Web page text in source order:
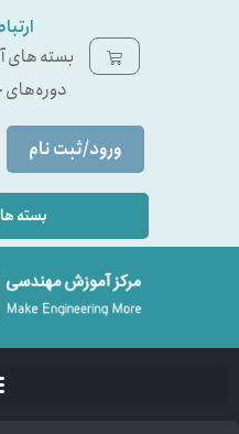
بسته ‌های آموزشی
دوره‌های حضوری
ورود/ثبت نام
بسته